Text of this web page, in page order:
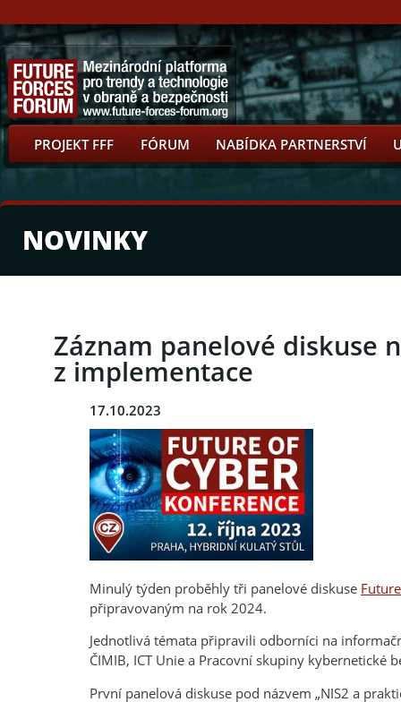
PROJEKT FFF FÓRUM NABÍDKA PARTNERSTVÍ
NOVINKY
Záznam panelové diskuse
z implementace
17.10.2023
Minulý týden proběhly tři panelové diskuse
připravovaným na rok 2024.
Jednotlivá témata připravili odborníci na
ČIMIB, ICT Unie a Pracovní skupiny kybernetické
První panelová diskuse pod názvem „NIS2 a